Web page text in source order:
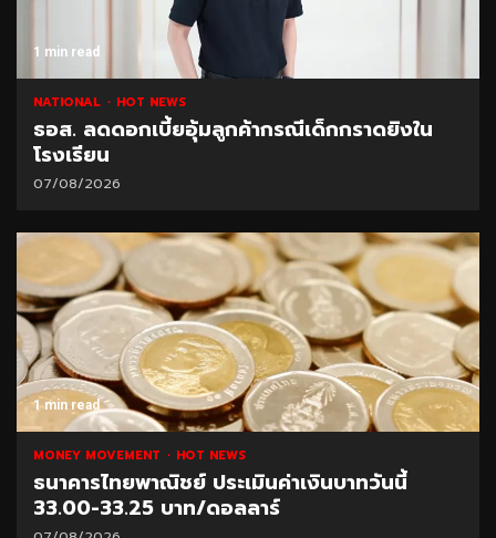
1 min read
NATIONAL HOT NEWS
ธอส. ลดดอกเบี้ยอุ้มลูกค้ากรณีเด็กกราดยิงใน
โรงเรียน
07/08/2026
1 min read
MONEY MOVEMENT HOT NEWS
ธนาคารไทยพาณิชย์ ประเมินค่าเงินบาทวันนี้
33.00-33.25 บาท/ดอลลาร์